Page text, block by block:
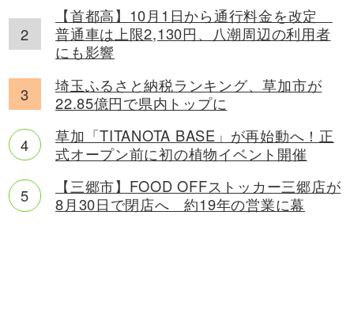
【首都高】10月1日から通行料金を改定
普通車は上限2,130円、八潮周辺の利用者
にも影響
埼玉ふるさと納税ランキング、草加市が
22.85億円で県内トップに
草加「TITANOTA BASE」が再始動へ！正
式オープン前に初の植物イベント開催
【三郷市】FOOD OFFストッカー三郷店が
8月30日で閉店へ 約19年の営業に幕